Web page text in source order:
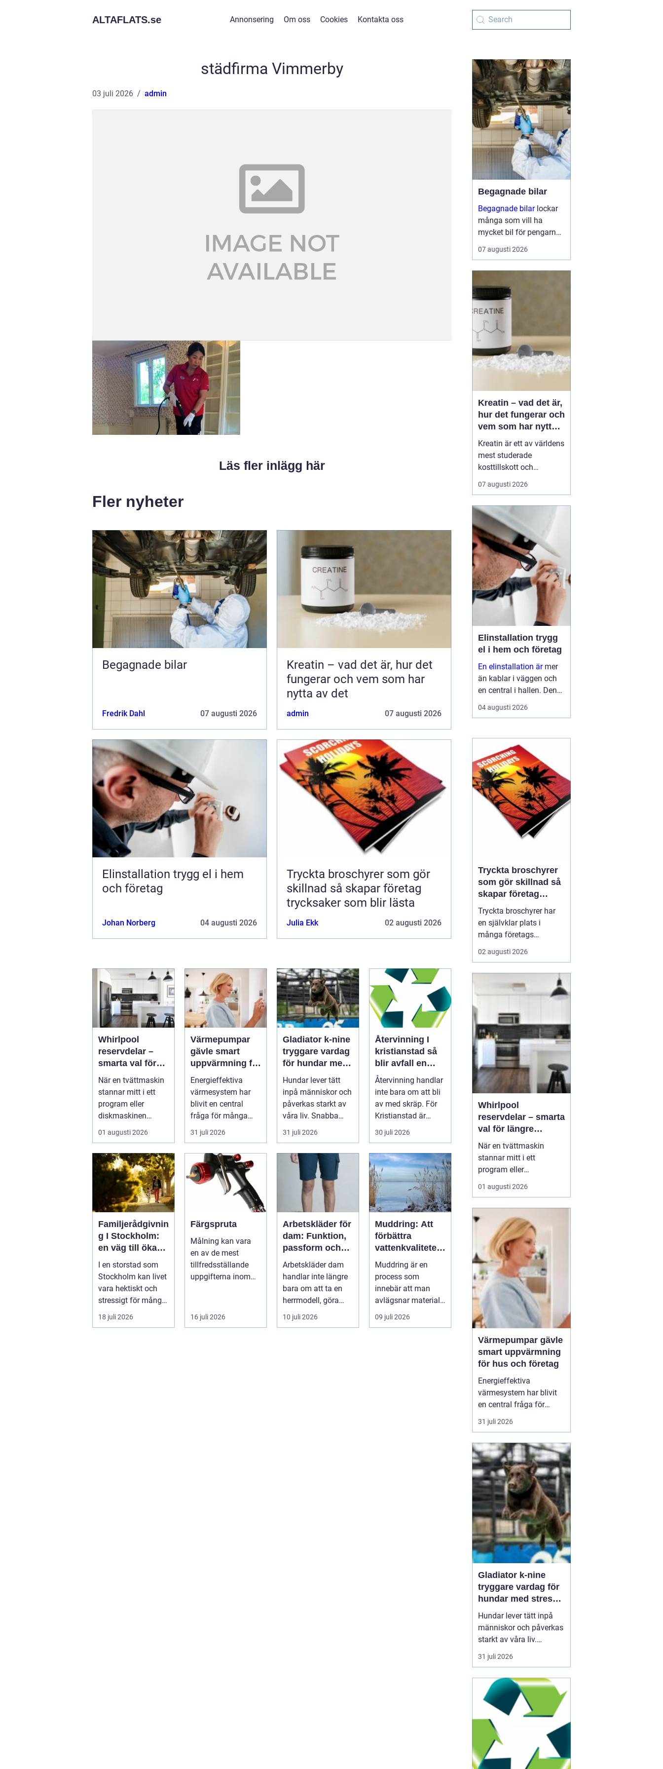
ALTAFLATS.se Annonsering Om oss Cookies Kontakta oss
städfirma Vimmerby
03 juli 2026 admin
Läs fler inlägg här
Fler nyheter
Begagnade bilar
Fredrik Dahl 07 augusti 2026
Kreatin – vad det är, hur det
fungerar och vem som har
nytta av det
admin 07 augusti 2026
Elinstallation trygg el i hem
och företag
Johan Norberg 04 augusti 2026
Tryckta broschyrer som gör
skillnad så skapar företag
trycksaker som blir lästa
Julia Ekk 02 augusti 2026
Whirlpool
reservdelar –
smarta val för
längre livslängd
på vitvaror
När en tvättmaskin
stannar mitt i ett
program eller
diskmaskinen
lämnar disken
smutsi...
01 augusti 2026
Värmepumpar
gävle smart
uppvärmning för
hus och företag
Energieffektiva
värmesystem har
blivit en central
fråga för många
hushåll och
fastighetsägare i
Gävl...
31 juli 2026
Gladiator k-nine
tryggare vardag
för hundar med
stress och oro
Hundar lever tätt
inpå människor och
påverkas starkt av
våra liv. Snabba
förändringar, höga
ljud, en...
31 juli 2026
Återvinning I
kristianstad så
blir avfall en
resurs
Återvinning handlar
inte bara om att bli
av med skräp. För
Kristianstad är
smart
avfallshantering
en...
30 juli 2026
Familjerådgivnin
g I Stockholm:
en väg till ökad
harmoni och
förståelse
I en storstad som
Stockholm kan livet
vara hektiskt och
stressigt för många
familjer. Kon...
18 juli 2026
Färgspruta
Målning kan vara
en av de mest
tillfredsställande
uppgifterna inom
16 juli 2026
Arbetskläder för
dam: Funktion,
passform och
hållbarhet i
fokus
Arbetskläder dam
handlar inte längre
bara om att ta en
herrmodell, göra
den mindre oc...
10 juli 2026
Muddring: Att
förbättra
vattenkvaliteten
och möjliggöra
navigering
Muddring är en
process som
innebär att man
avlägsnar material
från botten av en...
09 juli 2026
Begagnade bilar
Begagnade bilarlockar
många som vill ha
mycket bil för pengarna
utan att göra avkall på
trygghet och funktion.
07 augusti 2026
Kreatin – vad det är,
hur det fungerar och
vem som har nytta
av det
Kreatin är ett av världens
mest studerade
kosttillskott och
används brett av både
elitidrottare och vanliga
det många frågor. Är det
säkert? Ger det bara
resultat f&oum...
07 augusti 2026
Elinstallation trygg
el i hem och företag
En elinstallation ärmer
än kablar i väggen och
en central i hallen. Den
påverkar säkerhet,
komfort, energikostnader
att bygga ut med till
exempel solceller eller
elbilsladdn...
04 augusti 2026
Tryckta broschyrer
som gör skillnad så
skapar företag
trycksaker som blir
lästa
Tryckta broschyrer har
en självklar plats i
många företags
marknadsföring, trots en
allt mer digital vardag.
broschyr kan förklara
komplexa tjänster, bygga
känsla som är svår att
ersätta på skärm. När
läsaren k...
02 augusti 2026
Whirlpool
reservdelar – smarta
val för längre
livslängd på vitvaror
När en tvättmaskin
stannar mitt i ett
program eller
diskmaskinen lämnar
disken smutsig, uppstår
behövs en ny maskin,
eller går den att rädda
med en reservdel? Allt
fler upptäcker att <...
01 augusti 2026
Värmepumpar gävle
smart uppvärmning
för hus och företag
Energieffektiva
värmesystem har blivit
en central fråga för
många hushåll och
fastighetsägare i Gävle.
och ner, vintrarna kan
fortfarande vara kalla
och kraven på minskad
klimatpåverkan ökar. I
den verkligheten har
Värmepumpar ...
31 juli 2026
Gladiator k-nine
tryggare vardag för
hundar med stress
och oro
Hundar lever tätt inpå
människor och påverkas
starkt av våra liv.
Snabba förändringar,
höga ljud, ensamhet och
till långvarig stress och
ångest. Under senare år
har intresset ökat för hur
icke-farmakologiska
metoder, som specia...
31 juli 2026